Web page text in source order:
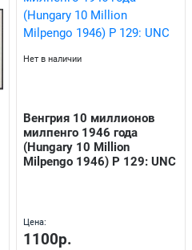
Нет в наличии
Венгрия 10 миллионов
милпенго 1946 года
(Hungary 10 Million
Milpengo 1946) P 129: UNC
Цена:
1100р.